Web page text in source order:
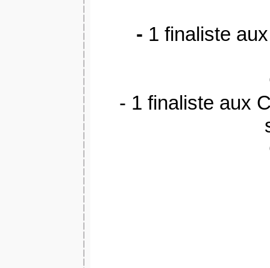
- 1 finaliste
- 1 finaliste aux